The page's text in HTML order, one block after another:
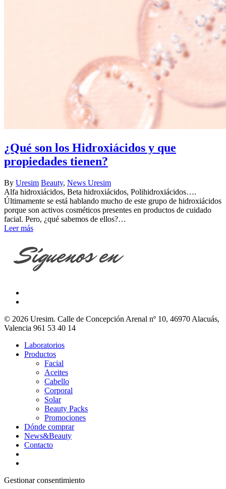
¿Qué son los Hidroxiácidos y que
propiedades tienen?
By Uresim Beauty, News Uresim
Alfa hidroxiácidos, Beta hidroxiácidos, Polihidroxiácidos….
Últimamente se está hablando mucho de este grupo de hidroxiácidos
porque son activos cosméticos presentes en productos de cuidado
facial. Pero, ¿qué sabemos de ellos?…
Leer más
© 2026 Uresim. Calle de Concepción Arenal nº 10, 46970 Alacuás,
Valencia 961 53 40 14
Laboratorios
Productos
Facial
Aceites
Cabello
Corporal
Solar
Beauty Packs
Promociones
Dónde comprar
News&Beauty
Contacto
Gestionar consentimiento